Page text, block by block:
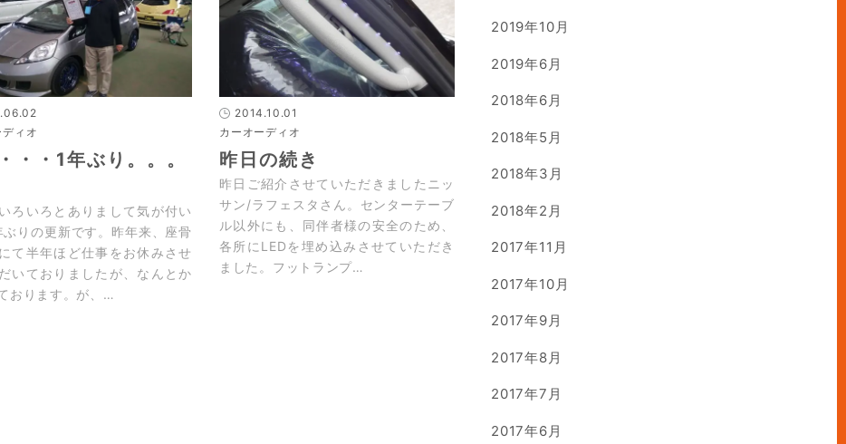
ィオ
・・1年ぶり。。。
ろいろとありまして気が付い
ぶりの更新です。昨年来、座骨
て半年ほど仕事をお休みさせ
いておりましたが、なんとか
おります。が、…
2014.10.01
カーオーディオ
昨日の続き
昨日ご紹介させていただきましたニッ
サン/ラフェスタさん。センターテーブ
ル以外にも、同伴者様の安全のため、
各所にLEDを埋め込みさせていただき
ました。フットランプ…
2019年10月
2019年6月
2018年6月
2018年5月
2018年3月
2018年2月
2017年11月
2017年10月
2017年9月
2017年8月
2017年7月
2017年6月